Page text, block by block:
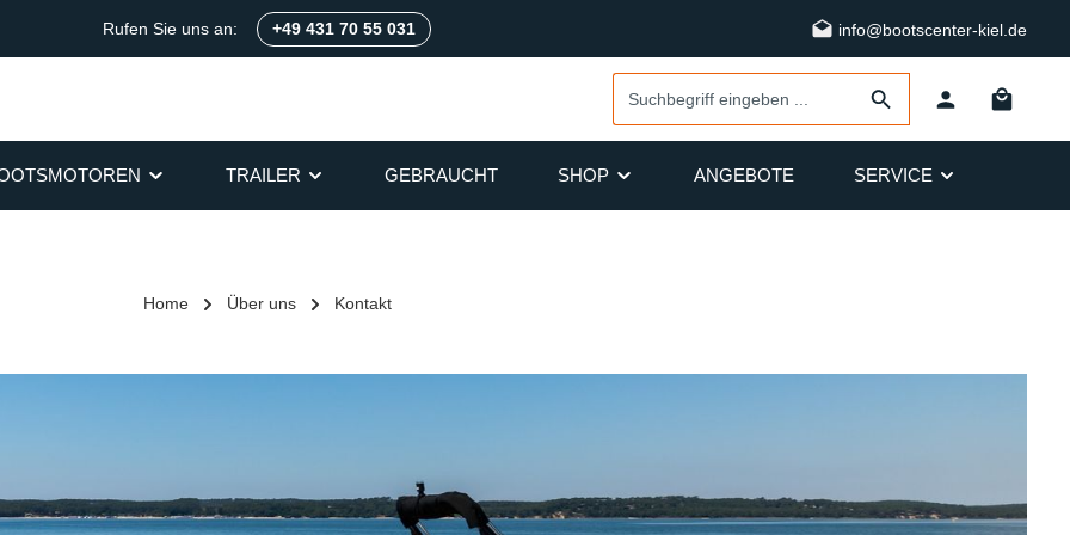
Rufen Sie uns an: +49 431 70 55 031 info@bootscenter-kiel.de
TRAILER GEBRAUCHT SHOP ANGEBOTE SERVICE
Home Über uns Kontakt